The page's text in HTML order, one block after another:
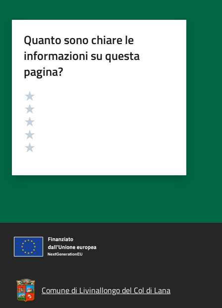
Quanto sono chiare le
informazioni su questa
pagina?
Valutazione
Comune di Livinallongo del Col di Lana